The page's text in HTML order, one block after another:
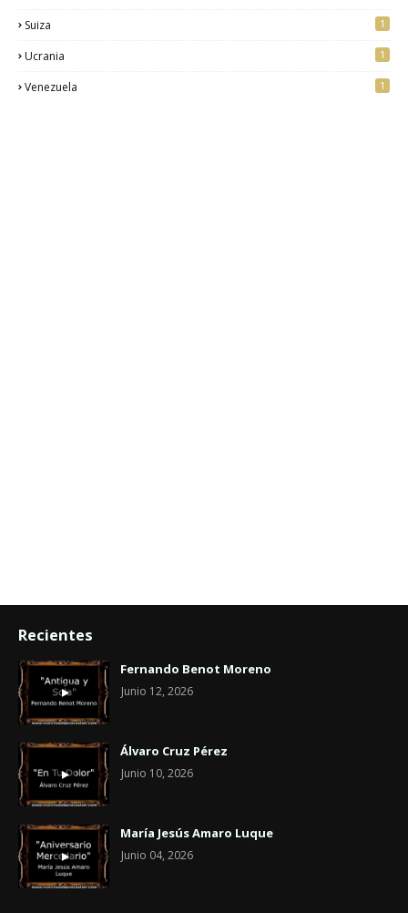
Suiza
1
Ucrania 1
Venezuela 1
Recientes
Fernando Benot Moreno
Junio 12, 2026
Álvaro Cruz Pérez
Junio 10, 2026
María Jesús Amaro Luque
Junio 04, 2026